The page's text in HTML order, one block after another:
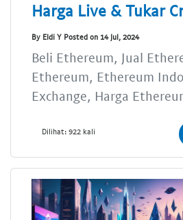
Harga Live & Tukar
By Eldi Y Posted on 14 Jul, 2024
Beli Ethereum, Jual
Ethereum, Ethereum
Exchange, Harga
Dilihat: 922 kali